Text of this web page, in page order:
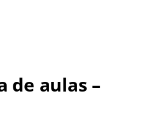
de aulas –